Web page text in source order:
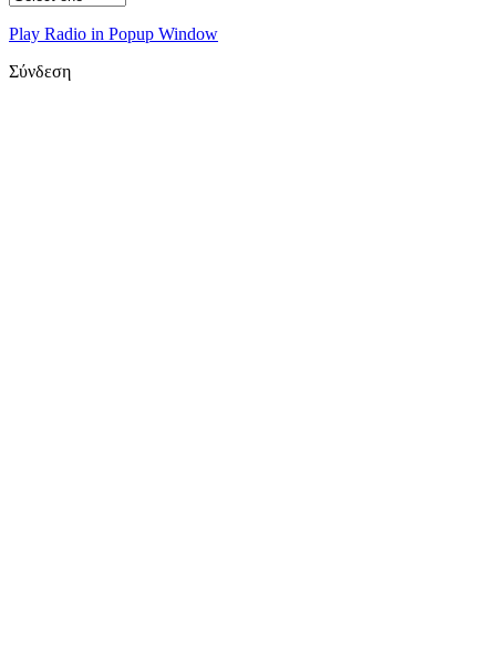
Play Radio in Popup Window
Σύνδεση